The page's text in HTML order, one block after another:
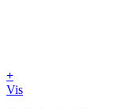
+
Vis